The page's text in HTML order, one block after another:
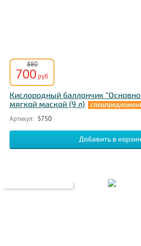
880
700 руб
Кислородный баллончик
мягкой маской (9 л)
Артикул: 5750